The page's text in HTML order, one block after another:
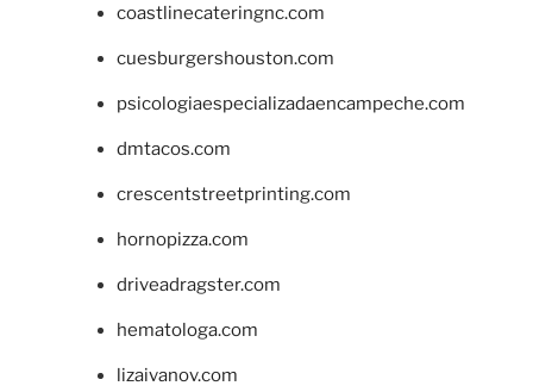
coastlinecateringnc.com
cuesburgershouston.com
psicologiaespecializadaencampeche.com
dmtacos.com
crescentstreetprinting.com
hornopizza.com
driveadragster.com
hematologa.com
lizaivanov.com